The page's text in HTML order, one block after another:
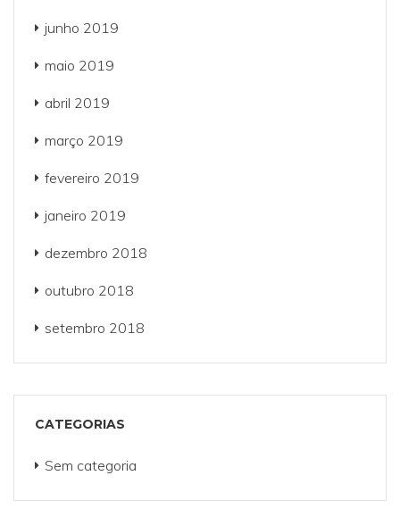
junho 2019
maio 2019
abril 2019
março 2019
fevereiro 2019
janeiro 2019
dezembro 2018
outubro 2018
setembro 2018
CATEGORIAS
Sem categoria